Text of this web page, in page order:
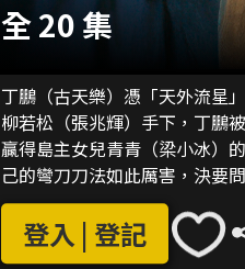
全 20 集
丁鵬（古天樂）憑「天外流星
柳若松（張兆輝）手下，丁鵬
贏得島主女兒青青（梁小冰）
己的彎刀刀法如此厲害，決要問鼎武林。 丁鵬後獲悉彎刀乃魔教武功
深愛丁鵬，情願消失江湖以成
欲失去眼前一切，唯有以亦正
到同情，更被追殺。丁鵬走投
登入 | 登記